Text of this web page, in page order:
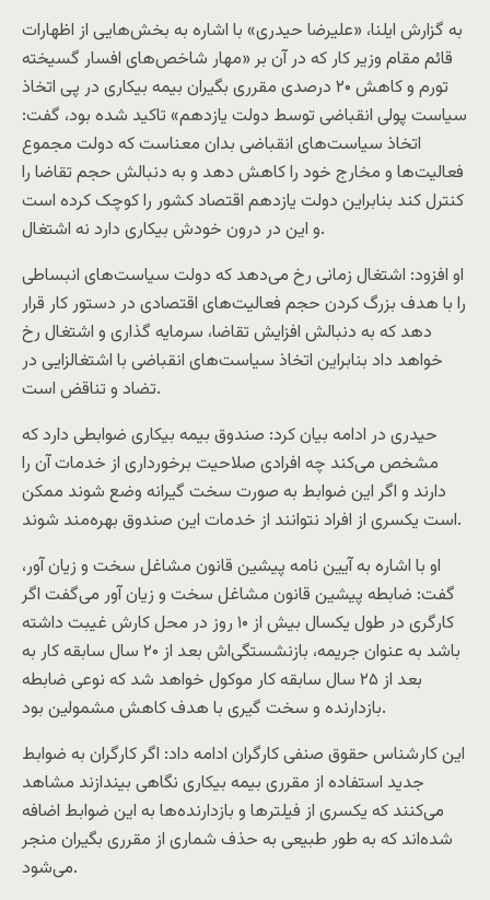
به گزارش ايلنا، «علیرضا حیدری» با اشاره به بخش‌هایی از اظهارات
قائم مقام وزیر کار که در آن بر «مهار شاخص‌های افسار گسیخته
تورم و کاهش ۲۰ درصدی مقرری بگیران بیمه بیکاری در پی اتخاذ
سیاست‌ پولی انقباضی توسط دولت یازدهم» تاکید شده بود، گفت:
اتخاذ سیاست‌های انقباضی بدان معناست که دولت مجموع
فعالیت‌ها و مخارج خود را کاهش دهد و به دنبالش حجم تقاضا را
کنترل کند بنابراین دولت یازدهم اقتصاد کشور را کوچک کرده است
و این در درون خودش بیکاری دارد نه اشتغال.
او افزود: اشتغال زمانی رخ می‌دهد که دولت سیاست‌های انبساطی
را با هدف بزرگ کردن حجم فعالیت‌های اقتصادی در دستور کار قرار
دهد که به دنبالش افزایش تقاضا، سرمایه گذاری و اشتغال رخ
خواهد داد بنابراین اتخاذ سیاست‌های انقباضی با اشتغالزایی در
تضاد و تناقض است.
حیدری در ادامه بیان کرد: صندوق بیمه بیکاری ضوابطی دارد که
مشخص می‌کند چه افرادی صلاحیت برخورداری از خدمات آن را
دارند و اگر این ضوابط به صورت سخت گیرانه وضع شوند ممکن
است یکسری از افراد نتوانند از خدمات این صندوق بهره‌مند شوند.
او با اشاره به آیین نامه پیشین قانون مشاغل سخت و زیان آور،
گفت: ضابطه پیشین قانون مشاغل سخت و زیان آور می‌گفت اگر
کارگری در طول یکسال بیش از ۱۰ روز در محل کارش غیبت داشته
باشد به عنوان جریمه، بازنشستگی‌اش بعد از ۲۰ سال سابقه کار به
بعد از ۲۵ سال سابقه کار موکول خواهد شد که نوعی ضابطه
بازدارنده و سخت گیری با هدف کاهش مشمولین بود.
این کار‌شناس حقوق صنفی کارگران ادامه داد: اگر کارگران به ضوابط
جدید استفاده از مقرری بیمه بیکاری نگاهی بیندازند مشاهد
می‌کنند که یکسری از فیلتر‌ها و بازدارنده‌ها به این ضوابط اضافه
شده‌اند که به طور طبیعی به حذف شماری از مقرری بگیران منجر
می‌شود.